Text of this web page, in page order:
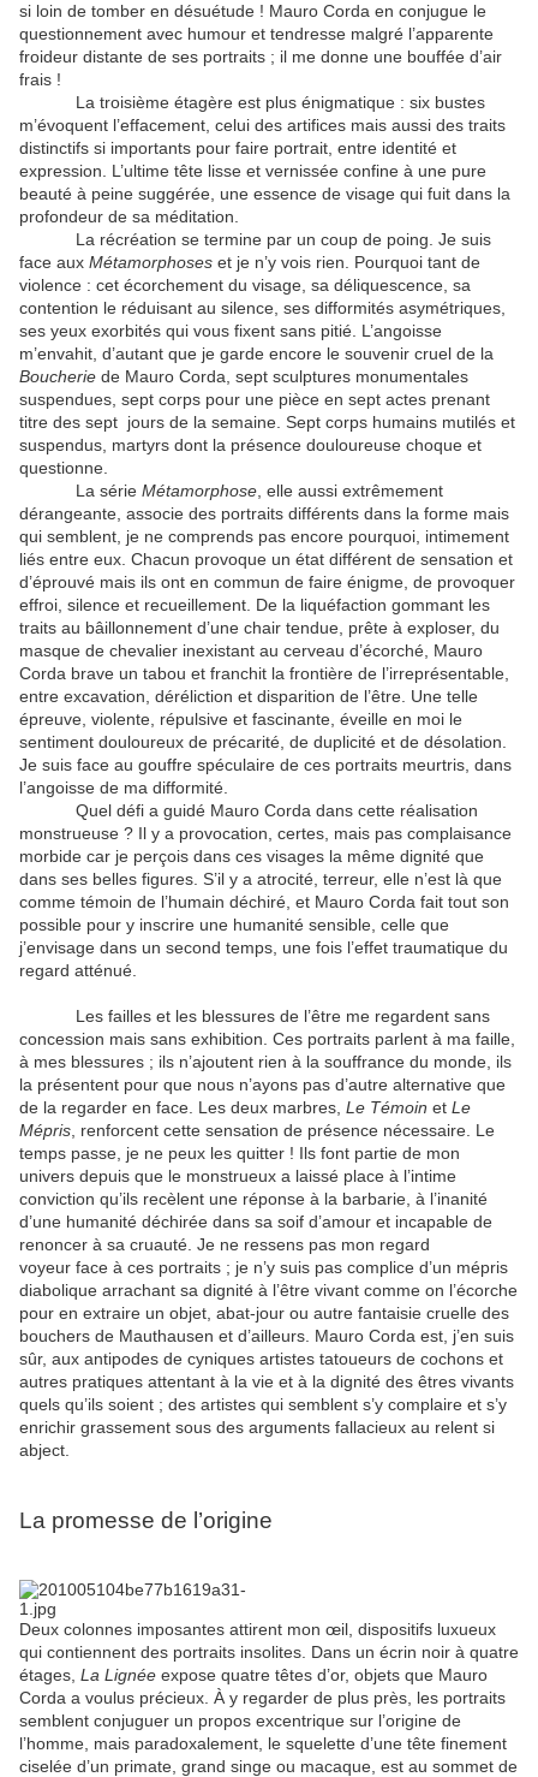
si loin de tomber en désuétude ! Mauro Corda en conjugue le
questionnement avec humour et tendresse malgré l’apparente
froideur distante de ses portraits ; il me donne une bouffée d’air
frais !
La troisième étagère est plus énigmatique : six bustes
m’évoquent l’effacement, celui des artifices mais aussi des traits
distinctifs si importants pour faire portrait, entre identité et
expression. L’ultime tête lisse et vernissée confine à une pure
beauté à peine suggérée, une essence de visage qui fuit dans la
profondeur de sa méditation.
La récréation se termine par un coup de poing. Je suis
face aux Métamorphoses et je n’y vois rien. Pourquoi tant de
violence : cet écorchement du visage, sa déliquescence, sa
contention le réduisant au silence, ses difformités asymétriques,
ses yeux exorbités qui vous fixent sans pitié. L’angoisse
m’envahit, d’autant que je garde encore le souvenir cruel de la
Boucherie de Mauro Corda, sept sculptures monumentales
suspendues, sept corps pour une pièce en sept actes prenant
titre des sept jours de la semaine. Sept corps humains mutilés et
suspendus, martyrs dont la présence douloureuse choque et
questionne.
La sérieMétamorphose , elle aussi extrêmement
dérangeante, associe des portraits différents dans la forme mais
qui semblent, je ne comprends pas encore pourquoi, intimement
liés entre eux. Chacun provoque un état différent de sensation et
d’éprouvé mais ils ont en commun de faire énigme, de provoquer
effroi, silence et recueillement. De la liquéfaction gommant les
traits au bâillonnement d’une chair tendue, prête à exploser, du
masque de chevalier inexistant au cerveau d’écorché, Mauro
Corda brave un tabou et franchit la frontière de l’irreprésentable,
entre excavation, déréliction et disparition de l’être. Une telle
épreuve, violente, répulsive et fascinante, éveille en moi le
sentiment douloureux de précarité, de duplicité et de désolation.
Je suis face au gouffre spéculaire de ces portraits meurtris, dans
l’angoisse de ma difformité.
Quel défi a guidé Mauro Corda dans cette réalisation
monstrueuse ? Il y a provocation, certes, mais pas complaisance
morbide car je perçois dans ces visages la même dignité que
dans ses belles figures. S’il y a atrocité, terreur, elle n’est là que
comme témoin de l’humain déchiré, et Mauro Corda fait tout son
possible pour y inscrire une humanité sensible, celle que
j’envisage dans un second temps, une fois l’effet traumatique du
regard atténué.
Les failles et les blessures de l’être me regardent sans
concession mais sans exhibition. Ces portraits parlent à ma faille,
à mes blessures ; ils n’ajoutent rien à la souffrance du monde, ils
la présentent pour que nous n’ayons pas d’autre alternative que
de la regarder en face. Les deux marbres, Le Témoin et Le
Mépris , renforcent cette sensation de présence nécessaire. Le
temps passe, je ne peux les quitter ! Ils font partie de mon
univers depuis que le monstrueux a laissé place à l’intime
conviction qu’ils recèlent une réponse à la barbarie, à l’inanité
d’une humanité déchirée dans sa soif d’amour et incapable de
renoncer à sa cruauté. Je ne ressens pas mon regard
voyeur face à ces portraits ; je n’y suis pas complice d’un mépris
diabolique arrachant sa dignité à l’être vivant comme on l’écorche
pour en extraire un objet, abat-jour ou autre fantaisie cruelle des
bouchers de Mauthausen et d’ailleurs. Mauro Corda est, j’en suis
sûr, aux antipodes de cyniques artistes tatoueurs de cochons et
autres pratiques attentant à la vie et à la dignité des êtres vivants
quels qu’ils soient ; des artistes qui semblent s’y complaire et s’y
enrichir grassement sous des arguments fallacieux au relent si
abject.
La promesse de l’origine
Deux colonnes imposantes attirent mon œil, dispositifs luxueux
qui contiennent des portraits insolites. Dans un écrin noir à quatre
étages, La Lignée expose quatre têtes d’or, objets que Mauro
Corda a voulus précieux. À y regarder de plus près, les portraits
semblent conjuguer un propos excentrique sur l’origine de
l’homme, mais paradoxalement, le squelette d’une tête finement
ciselée d’un primate, grand singe ou macaque, est au sommet de